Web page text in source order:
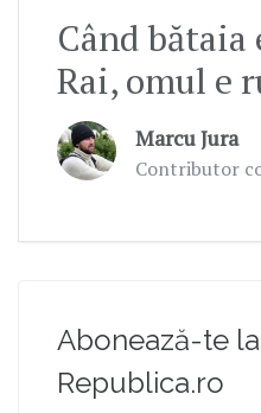
Când
Rai, omul e
Marcu Jura
Contributor
Abonează-te
Republica.ro